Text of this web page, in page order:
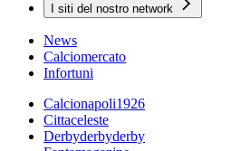
I siti del nostro network
News
Calciomercato
Infortuni
Calcionapoli1926
Cittaceleste
Derbyderbyderby